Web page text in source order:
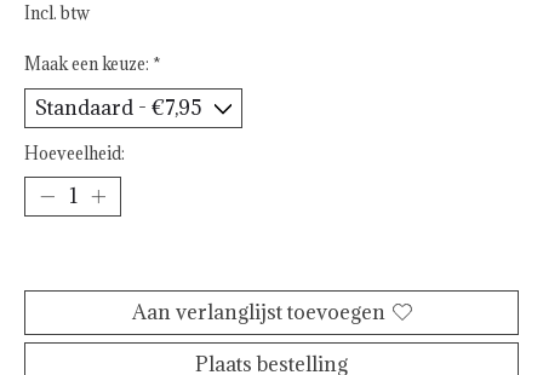
Incl. btw
Maak een keuze: *
Hoeveelheid:
Aan verlanglijst toevoegen
Plaats bestelling